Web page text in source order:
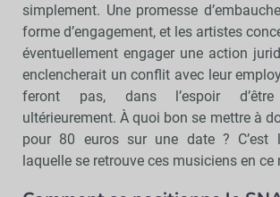
simplement. Une promesse
forme d’engagement, et les artistes
éventuellement engager une action
enclencherait un conflit avec leur
feront pas, dans l’espoir d’être
ultérieurement. À quoi bon se mettre à
pour 80 euros sur une date ? C’est
laquelle se retrouve ces musiciens en ce